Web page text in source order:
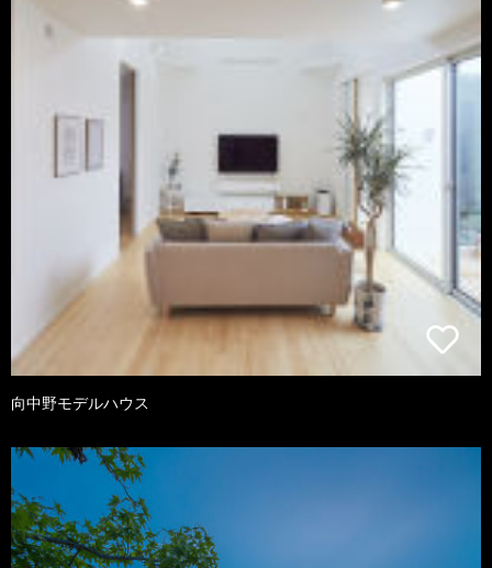
向中野モデルハウス